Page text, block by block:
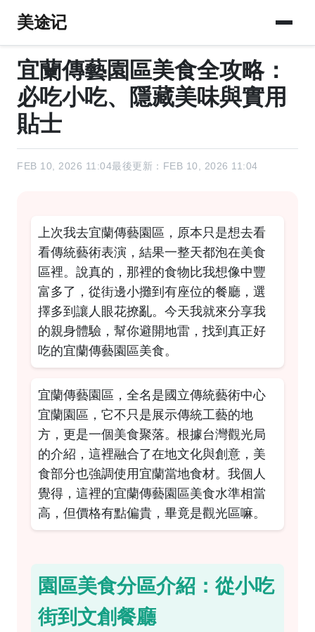
美途记
宜蘭傳藝園區美食全攻略：
必吃小吃、隱藏美味與實用
貼士
FEB 10, 2026 11:04最後更新：FEB 10, 2026 11:04
上次我去宜蘭傳藝園區，原本只是想去看
看傳統藝術表演，結果一整天都泡在美食
區裡。說真的，那裡的食物比我想像中豐
富多了，從街邊小攤到有座位的餐廳，選
擇多到讓人眼花撩亂。今天我就來分享我
的親身體驗，幫你避開地雷，找到真正好
吃的宜蘭傳藝園區美食。
宜蘭傳藝園區，全名是國立傳統藝術中心
宜蘭園區，它不只是展示傳統工藝的地
方，更是一個美食聚落。根據台灣觀光局
的介紹 ，這裡融合了在地文化與創意，美
食部分也強調使用宜蘭當地食材。我個人
覺得，這裡的宜蘭傳藝園區美食水準相當
高，但價格有點偏貴，畢竟是觀光區嘛。
園區美食分區介紹：從小吃
街到文創餐廳